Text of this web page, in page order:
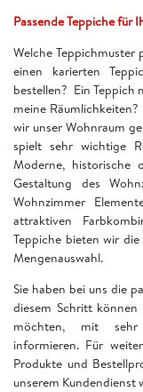
Passende Teppiche für
Welche Teppichmuster
einen karierten
bestellen? Ein Teppich
meine
wir unser Wohnraum
spielt sehr wichtige
Moderne, historische
Gestaltung des
Wohnzimmer
attraktiven
Teppiche bieten wir
Mengenauswahl.
Sie haben bei uns die
diesem Schritt können
möchten, mit sehr
informieren. Für
Produkte und
unserem Kundendienst